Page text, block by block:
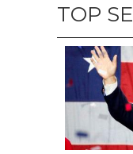
TOP